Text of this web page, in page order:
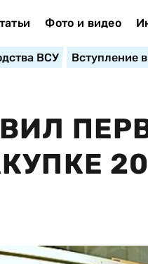
Фото и видео
ВСУ Вступление